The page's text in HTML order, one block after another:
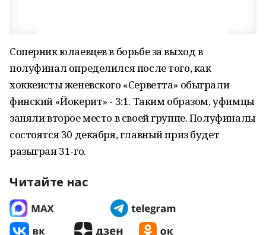
Соперник юлаевцев в борьбе за выход в
полуфинал определился после того, как
хоккеисты женевского «Серветта» обыграли
финский «Йокерит» - 3:1. Таким образом, уфимцы
заняли второе место в своей группе. Полуфиналы
состоятся 30 декабря, главный приз будет
разыгран 31-го.
Читайте нас